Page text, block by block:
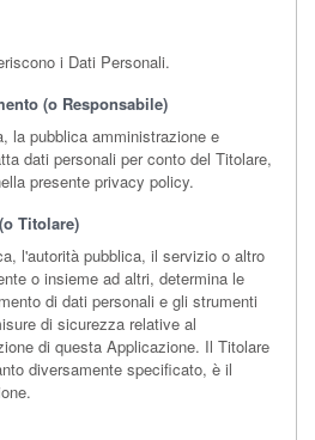
i Dati Personali.
(o Responsabile)
la pubblica amministrazione e
dati personali per conto del Titolare,
presente privacy policy.
Titolare)
l'autorità pubblica, il servizio o altro
o insieme ad altri, determina le
di dati personali e gli strumenti
di sicurezza relative al
di questa Applicazione. Il Titolare
diversamente specificato, è il